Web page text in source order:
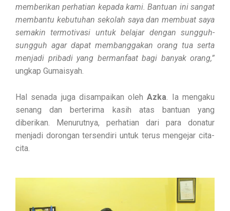
memberikan perhatian kepada kami. Bantuan ini sangat
membantu kebutuhan sekolah saya dan membuat saya
semakin termotivasi untuk belajar dengan sungguh-
sungguh agar dapat membanggakan orang tua serta
menjadi pribadi yang bermanfaat bagi banyak orang,”
ungkap Gumaisyah.
Hal senada juga disampaikan olehAzka . Ia mengaku
senang dan berterima kasih atas bantuan yang
diberikan. Menurutnya, perhatian dari para donatur
menjadi dorongan tersendiri untuk terus mengejar cita-
cita.